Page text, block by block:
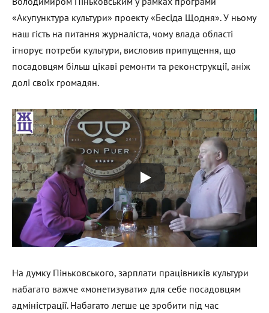
«Акупунктура культури» проекту «Бесіда Щодня». У ньому
наш гість на питання журналіста, чому влада області
ігнорує потреби культури, висловив припущення, що
посадовцям більш цікаві ремонти та реконструкції, аніж
долі своїх громадян.
На думку Піньковського, зарплати працівників культури
набагато важче «монетизувати» для себе посадовцям
адміністрації. Набагато легше це зробити під час